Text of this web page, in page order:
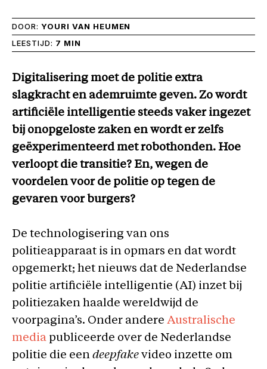
DOOR: YOURI VAN HEUMEN
LEESTIJD: 7 MIN
Digitalisering moet de politie extra
slagkracht en ademruimte geven. Zo wordt
artificiële intelligentie steeds vaker ingezet
bij onopgeloste zaken en wordt er zelfs
geëxperimenteerd met robothonden. Hoe
verloopt die transitie? En, wegen de
voordelen voor de politie op tegen de
gevaren voor burgers?
De technologisering van ons
politieapparaat is in opmars en dat wordt
opgemerkt; het nieuws dat de Nederlandse
politie artificiële intelligentie (AI) inzet bij
politiezaken haalde wereldwijd de
voorpagina’s. Onder andere Australische
media publiceerde over de Nederlandse
politie die een deepfake video inzette om